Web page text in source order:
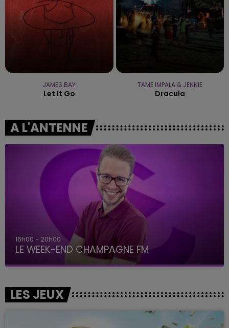
JAMES BAY
Let It Go
TAME IMPALA & JENNIE
Dracula
A L'ANTENNE
16h00 - 20h00
LE WEEK-END CHAMPAGNE FM
LES JEUX